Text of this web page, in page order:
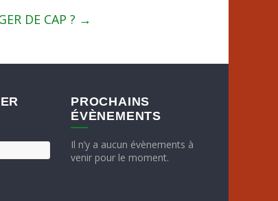
DE CAP ? →
PROCHAINS
ÉVÈNEMENTS
Il n’y a aucun évènements à
venir pour le moment.